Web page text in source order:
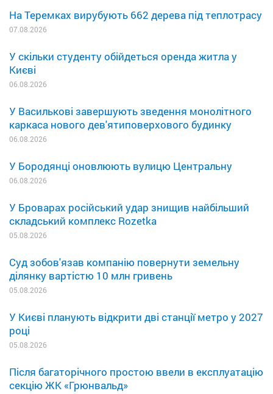
На Теремках вирубують 662 дерева під теплотрасу
07.08.2026
У скільки студенту обійдеться оренда житла у
Києві
06.08.2026
У Василькові завершують зведення монолітного
каркаса нового дев'ятиповерхового будинку
06.08.2026
У Бородянці оновлюють вулицю Центральну
06.08.2026
У Броварах російський удар знищив найбільший
складський комплекс Rozetka
05.08.2026
Суд зобов'язав компанію повернути земельну
ділянку вартістю 10 млн гривень
05.08.2026
У Києві планують відкрити дві станції метро у 2027
році
05.08.2026
Після багаторічного простою ввели в експлуатацію
секцію ЖК «Грюнвальд»